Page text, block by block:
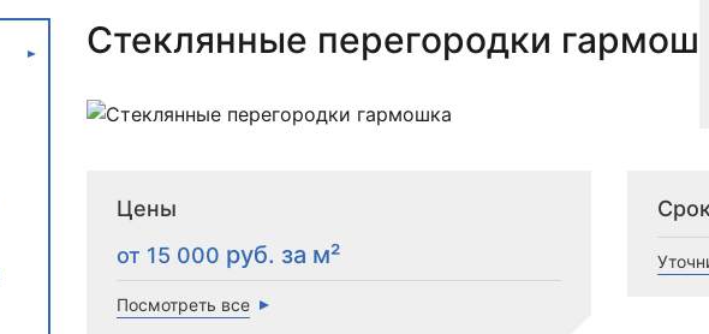
Стеклянные перегородки
Цены
от 15 000
Посмотреть все